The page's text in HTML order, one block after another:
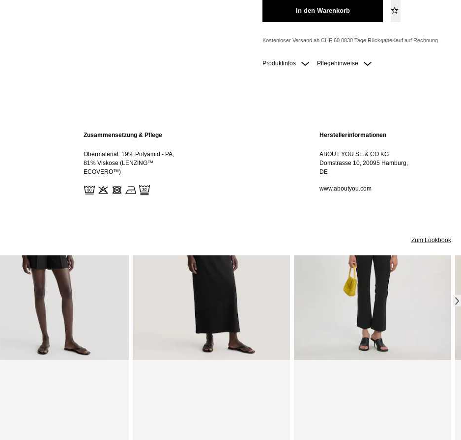
In den Warenkorb
Kostenloser Versand ab CHF 60.0030 Tage RückgabeKauf auf Rechnung
Produktinfos Pflegehinweise
Zusammensetzung & Pflege
Obermaterial: 19% Polyamid - PA,
81% Viskose (LENZING™
ECOVERO™)
Herstellerinformationen
ABOUT YOU SE & CO KG
Domstrasse 10, 20095 Hamburg,
DE
www.aboutyou.com
Zum Lookbook